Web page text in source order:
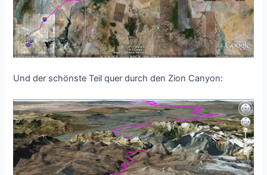
Und der schönste Teil quer durch den Zion Canyon: